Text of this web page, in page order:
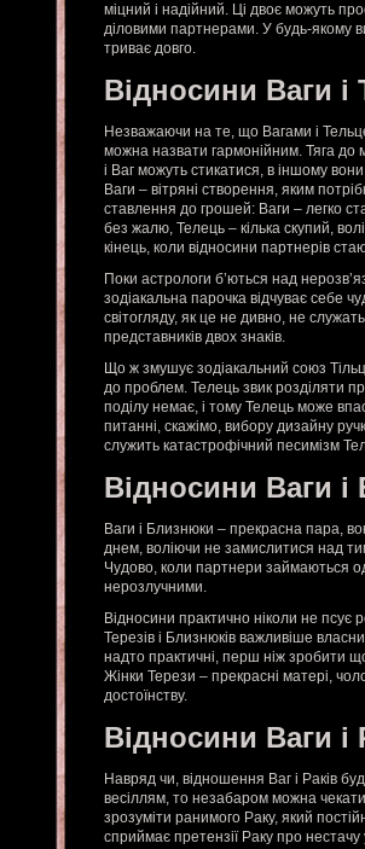
міцний і надійний. Ці двоє можуть
діловими партнерами. У будь-якому
триває довго.
Відносини Ваги і
Незважаючи на те, що Вагами і
можна назвати гармонійним. Тяга до
і Ваг можуть стикатися, в іншому
Ваги – вітряні створення, яким
ставлення до грошей: Ваги – легко
без жалю, Телець – кілька скупий,
кінець, коли відносини партнерів
Поки астрологи б’ються над
зодіакальна парочка відчуває себе
світогляду, як це не дивно, не
представників двох знаків.
Що ж змушує зодіакальний союз
до проблем. Телець звик розділяти
поділу немає, і тому Телець може
питанні, скажімо, вибору дизайну
служить катастрофічний песимізм
Відносини Ваги
Ваги і Близнюки – прекрасна пара,
днем, воліючи не замислитися над
Чудово, коли партнери займаються
нерозлучними.
Відносини практично ніколи не псує
Терезів і Близнюків важливіше
надто практичні, перш ніж зробити
Жінки Терези – прекрасні матері,
достоїнству.
Відносини Ваги і
Навряд чи, відношення Ваг і Раків
весіллям, то незабаром можна
зрозуміти ранимого Раку, який
сприймає претензії Раку про нестачу